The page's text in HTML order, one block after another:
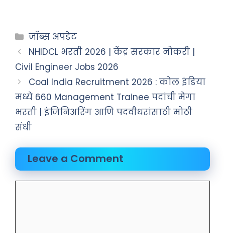
जॉब्स अपडेट
NHIDCL भरती 2026 | केंद्र सरकार नोकरी |
Civil Engineer Jobs 2026
Coal India Recruitment 2026 : कोल इंडिया
मध्ये 660 Management Trainee पदांची मेगा
भरती | इंजिनिअरिंग आणि पदवीधरांसाठी मोठी
संधी
Leave a Comment